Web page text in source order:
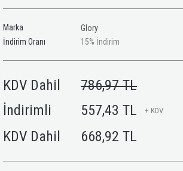
Marka
Glory
İndirim Oranı
%
15 İndirim
KDV Dahil
786,97 TL
İndirimli
557,43 TL + KDV
KDV Dahil 668,92 TL